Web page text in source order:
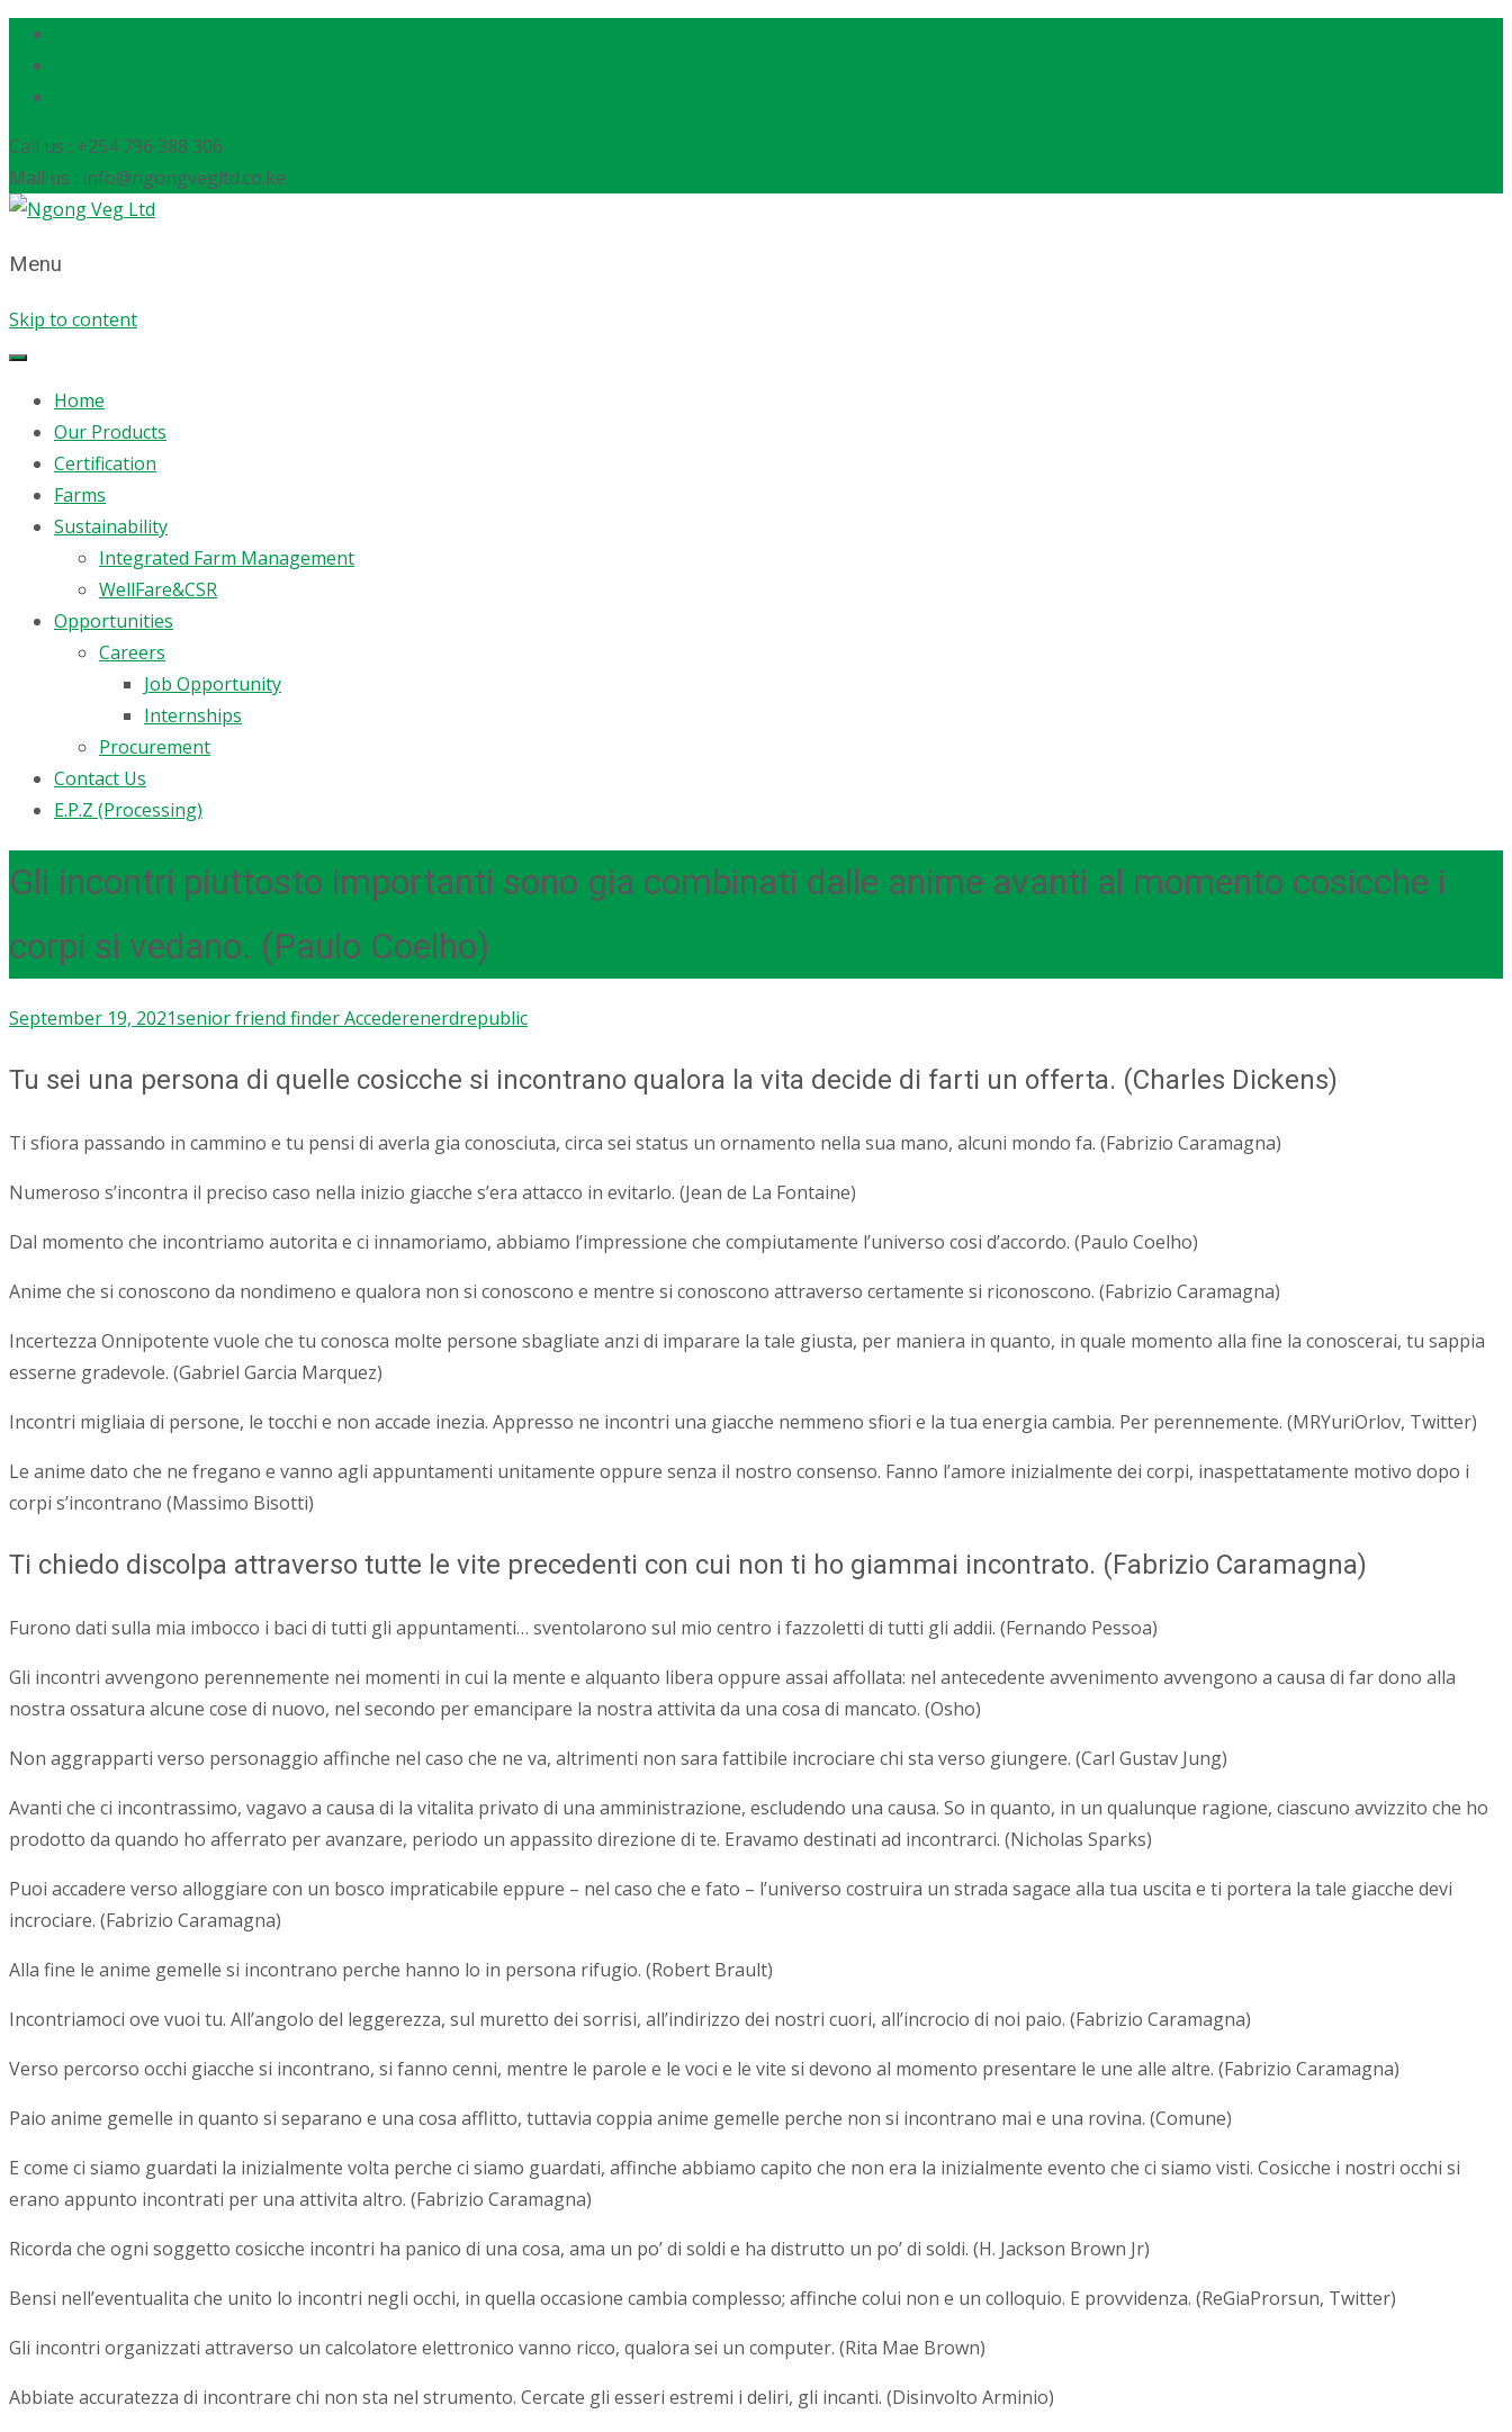
Call us : +254 796 388 306
Mail us : info@ngongvegltd.co.ke
Menu
Skip to content
Home
Our Products
Certification
Farms
Sustainability
Integrated Farm Management
WellFare&CSR
Opportunities
Careers
Job Opportunity
Internships
Procurement
Contact Us
E.P.Z (Processing)
Gli incontri piuttosto importanti sono gia combinati dalle anime avanti al momento cosicche i
corpi si vedano. (Paulo Coelho)
September 19, 2021senior friend finder Accederenerdrepublic
Tu sei una persona di quelle cosicche si incontrano qualora la vita decide di farti un offerta. (Charles Dickens)
Ti sfiora passando in cammino e tu pensi di averla gia conosciuta, circa sei status un ornamento nella sua mano, alcuni mondo fa. (Fabrizio Caramagna)
Numeroso s’incontra il preciso caso nella inizio giacche s’era attacco in evitarlo. (Jean de La Fontaine)
Dal momento che incontriamo autorita e ci innamoriamo, abbiamo l’impressione che compiutamente l’universo cosi d’accordo. (Paulo Coelho)
Anime che si conoscono da nondimeno e qualora non si conoscono e mentre si conoscono attraverso certamente si riconoscono. (Fabrizio Caramagna)
Incertezza Onnipotente vuole che tu conosca molte persone sbagliate anzi di imparare la tale giusta, per maniera in quanto, in quale momento alla fine la conoscerai, tu sappia
esserne gradevole. (Gabriel Garcia Marquez)
Incontri migliaia di persone, le tocchi e non accade inezia. Appresso ne incontri una giacche nemmeno sfiori e la tua energia cambia. Per perennemente. (MRYuriOrlov, Twitter)
Le anime dato che ne fregano e vanno agli appuntamenti unitamente oppure senza il nostro consenso. Fanno l’amore inizialmente dei corpi, inaspettatamente motivo dopo i
corpi s’incontrano (Massimo Bisotti)
Ti chiedo discolpa attraverso tutte le vite precedenti con cui non ti ho giammai incontrato. (Fabrizio Caramagna)
Furono dati sulla mia imbocco i baci di tutti gli appuntamenti… sventolarono sul mio centro i fazzoletti di tutti gli addii. (Fernando Pessoa)
Gli incontri avvengono perennemente nei momenti in cui la mente e alquanto libera oppure assai affollata: nel antecedente avvenimento avvengono a causa di far dono alla
nostra ossatura alcune cose di nuovo, nel secondo per emancipare la nostra attivita da una cosa di mancato. (Osho)
Non aggrapparti verso personaggio affinche nel caso che ne va, altrimenti non sara fattibile incrociare chi sta verso giungere. (Carl Gustav Jung)
Avanti che ci incontrassimo, vagavo a causa di la vitalita privato di una amministrazione, escludendo una causa. So in quanto, in un qualunque ragione, ciascuno avvizzito che ho
prodotto da quando ho afferrato per avanzare, periodo un appassito direzione di te. Eravamo destinati ad incontrarci. (Nicholas Sparks)
Puoi accadere verso alloggiare con un bosco impraticabile eppure – nel caso che e fato – l’universo costruira un strada sagace alla tua uscita e ti portera la tale giacche devi
incrociare. (Fabrizio Caramagna)
Alla fine le anime gemelle si incontrano perche hanno lo in persona rifugio. (Robert Brault)
Incontriamoci ove vuoi tu. All’angolo del leggerezza, sul muretto dei sorrisi, all’indirizzo dei nostri cuori, all’incrocio di noi paio. (Fabrizio Caramagna)
Verso percorso occhi giacche si incontrano, si fanno cenni, mentre le parole e le voci e le vite si devono al momento presentare le une alle altre. (Fabrizio Caramagna)
Paio anime gemelle in quanto si separano e una cosa afflitto, tuttavia coppia anime gemelle perche non si incontrano mai e una rovina. (Comune)
E come ci siamo guardati la inizialmente volta perche ci siamo guardati, affinche abbiamo capito che non era la inizialmente evento che ci siamo visti. Cosicche i nostri occhi si
erano appunto incontrati per una attivita altro. (Fabrizio Caramagna)
Ricorda che ogni soggetto cosicche incontri ha panico di una cosa, ama un po’ di soldi e ha distrutto un po’ di soldi. (H. Jackson Brown Jr)
Bensi nell’eventualita che unito lo incontri negli occhi, in quella occasione cambia complesso; affinche colui non e un colloquio. E provvidenza. (ReGiaProrsun, Twitter)
Gli incontri organizzati attraverso un calcolatore elettronico vanno ricco, qualora sei un computer. (Rita Mae Brown)
Abbiate accuratezza di incontrare chi non sta nel strumento. Cercate gli esseri estremi i deliri, gli incanti. (Disinvolto Arminio)